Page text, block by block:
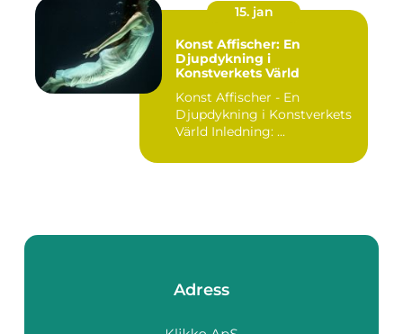
15. jan
Konst Affischer: En
Djupdykning i
Konstverkets Värld
Konst Affischer - En
Djupdykning i Konstverkets
Värld Inledning: ...
Adress